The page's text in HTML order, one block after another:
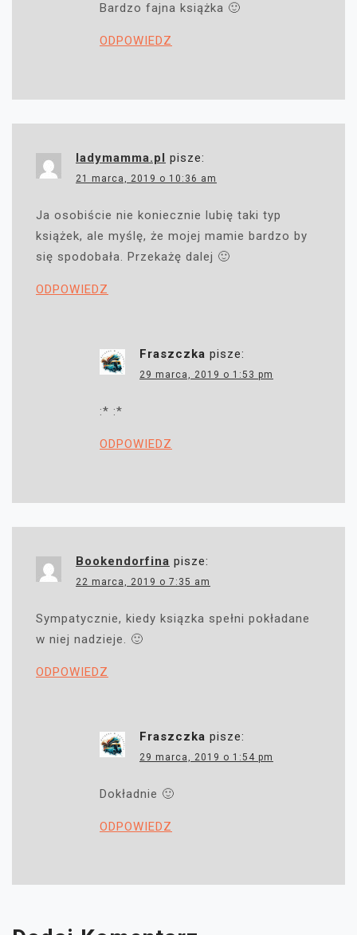
Bardzo fajna książka 🙂
ODPOWIEDZ
ladymamma.pl pisze:
21 marca, 2019 o 10:36 am
Ja osobiście nie koniecznie lubię taki typ
książek, ale myślę, że mojej mamie bardzo by
się spodobała. Przekażę dalej 🙂
ODPOWIEDZ
Fraszczka pisze:
29 marca, 2019 o 1:53 pm
:* :*
ODPOWIEDZ
Bookendorfina pisze:
22 marca, 2019 o 7:35 am
Sympatycznie, kiedy ksiązka spełni pokładane
w niej nadzieje. 🙂
ODPOWIEDZ
Fraszczka pisze:
29 marca, 2019 o 1:54 pm
Dokładnie 🙂
ODPOWIEDZ